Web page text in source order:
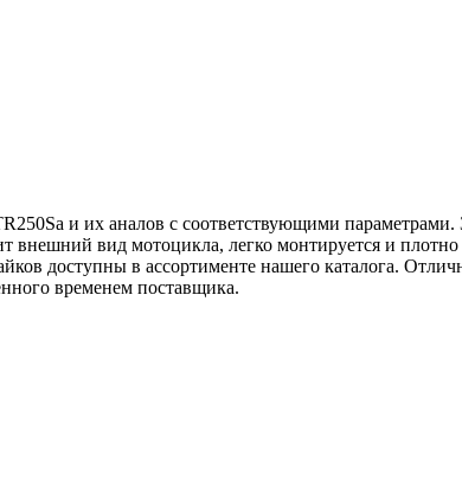
и их аналов с соответствующими
вид мотоцикла, легко монтируется и
доступны в ассортименте нашего каталога.
временем поставщика.